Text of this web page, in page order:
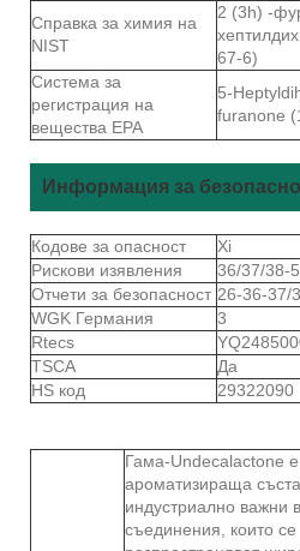
Справка за химия на
NIST
2 (3h) -
67-6)
Система за
регистрация на
вещества EPA
5-
furanone
Информация за
Кодове за опасност
Xi
Рискови изявления
36/37/38-
Отчети за безопасност 26-36-37/
WGK Германия
3
Rtecs
TSCA
Да
HS код
29322090
Гама-Undecalactone е
ароматизираща
индустриално важни
съединения, които се